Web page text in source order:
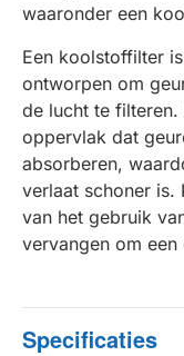
waaronder een
Een koolstoffilter
ontworpen om
de lucht te
oppervlak dat
absorberen,
verlaat schoner is.
van het gebruik
vervangen om
Specificaties